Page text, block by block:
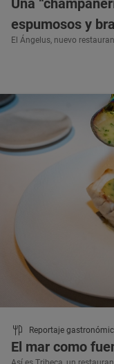
Una
espumosos y
El Ángelus, nuevo
Reportaje
El mar como